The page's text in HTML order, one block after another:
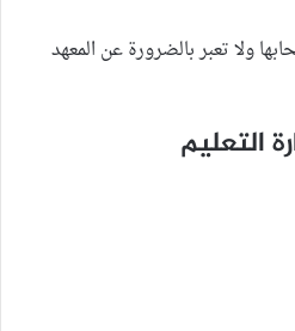
ولا تعبر بالضرورة عن المعهد
التعليم